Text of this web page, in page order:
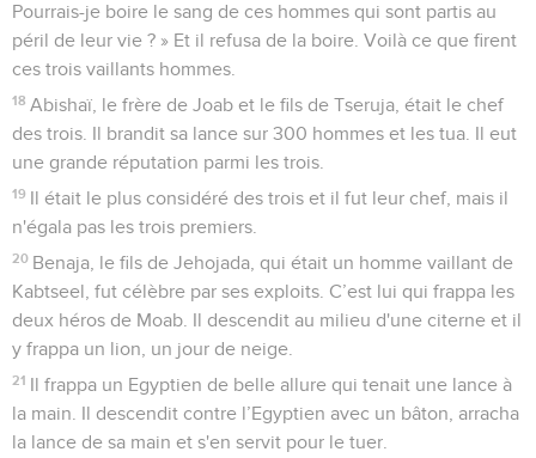
Pourrais-je boire le sang de ces hommes qui sont partis au
péril de leur vie ? » Et il refusa de la boire. Voilà ce que firent
ces trois vaillants hommes.
18 Abishaï, le frère de Joab et le fils de Tseruja, était le chef
des trois. Il brandit sa lance sur 300 hommes et les tua. Il eut
une grande réputation parmi les trois.
19 Il était le plus considéré des trois et il fut leur chef, mais il
n'égala pas les trois premiers.
20 Benaja, le fils de Jehojada, qui était un homme vaillant de
Kabtseel, fut célèbre par ses exploits. C’est lui qui frappa les
deux héros de Moab. Il descendit au milieu d'une citerne et il
y frappa un lion, un jour de neige.
21 Il frappa un Egyptien de belle allure qui tenait une lance à
la main. Il descendit contre l’Egyptien avec un bâton, arracha
la lance de sa main et s'en servit pour le tuer.